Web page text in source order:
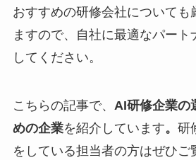
おすすめの研修会社についても
ますので、自社に最適なパート
してください。
こちらの記事で、 AI研修企業の
めの企業を紹介しています。 研
をしている担当者の方はぜひご